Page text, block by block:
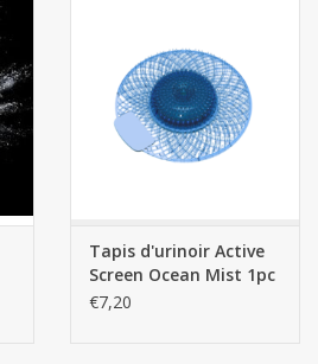
Tapis d'urinoir Active
Screen Ocean Mist 1pc
(avec bloc de
€7,20